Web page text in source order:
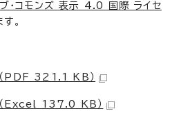
ブ・コモンズ 表示 4.0 国際 ライセ
。
PDF 321.1 KB）
Excel 137.0 KB）